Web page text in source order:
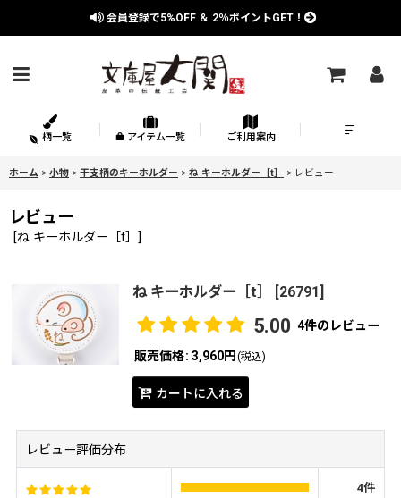
会員登録で5%OFF ＆ 2％ポイントGET！
柄一覧 アイテム一覧 ご利用案内
ホーム > 小物 > 干支柄のキーホルダー > ね キーホルダー［t］ > レビュー
レビュー
[ね キーホルダー［t］ ]
ね キーホルダー［t］ [26791]
5.00 4件のレビュー
販売価格: 3,960円 (税込)
カートに入れる
レビュー評価分布
4件